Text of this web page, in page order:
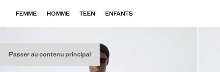
Passer au contenu principal
FEMME HOMME TEEN ENFANTS